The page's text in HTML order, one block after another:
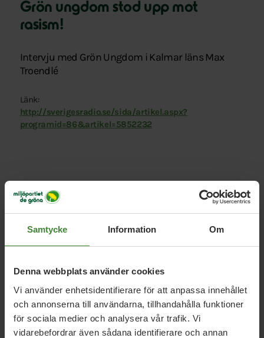
Samtycke Information Om
Denna webbplats använder cookies
Vi använder enhetsidentifierare för att anpassa innehållet
och annonserna till användarna, tillhandahålla funktioner
för sociala medier och analysera vår trafik. Vi
vidarebefordrar även sådana identifierare och annan
Grön ungdom stod upp mot
rasism!
Intervju med Grön Ungdom i Kalmar läns Max
Troendlé
Länk:
http://sverigesradio.se/sida/artikel.aspx?
programid=86&artikel=5852232
Relaterade nyheter
Miljöpartiet motsätter sig förändring för
buss 121 Kalmar-Torsås-Bergkvara